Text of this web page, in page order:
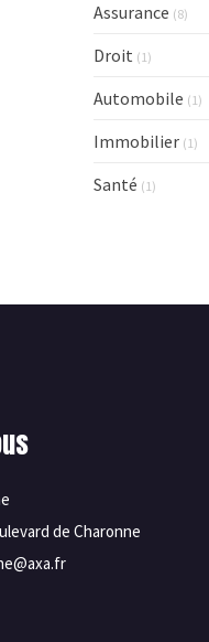
Assurance (8)
Droit (1)
Automobile (1)
Immobilier (1)
Santé (1)
de Charonne